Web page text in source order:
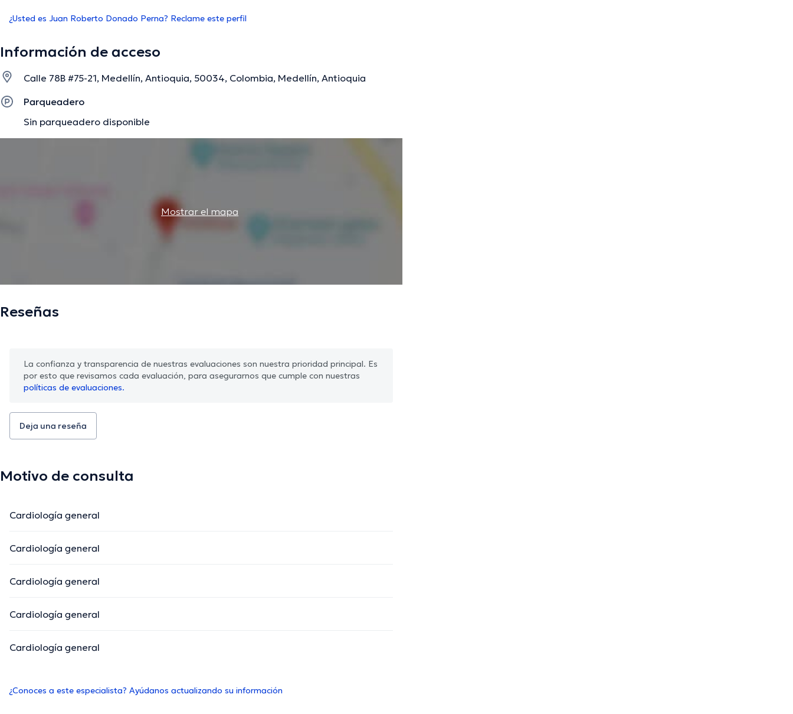
¿Usted es Juan Roberto Donado Perna? Reclame este perfil
Información de acceso
Calle 78B #75-21, Medellín, Antioquia, 50034, Colombia, Medellín, Antioquia
Parqueadero
Sin parqueadero disponible
Mostrar el mapa
Reseñas
La confianza y transparencia de nuestras evaluaciones son nuestra prioridad principal. Es
por esto que revisamos cada evaluación, para asegurarnos que cumple con nuestras
políticas de evaluaciones.
Deja una reseña
Motivo de consulta
Cardiología general
Cardiología general
Cardiología general
Cardiología general
Cardiología general
¿Conoces a este especialista? Ayúdanos actualizando su información